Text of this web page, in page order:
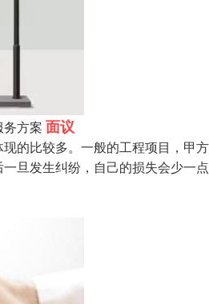
方案 面议
的比较多。一般的工程项目，甲
旦发生纠纷，自己的损失会少一